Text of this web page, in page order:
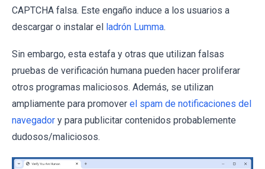
CAPTCHA falsa. Este engaño induce a los usuarios a
descargar o instalar el ladrón Lumma.
Sin embargo, esta estafa y otras que utilizan falsas
pruebas de verificación humana pueden hacer proliferar
otros programas maliciosos. Además, se utilizan
ampliamente para promover el spam de notificaciones del
navegador y para publicitar contenidos probablemente
dudosos/maliciosos.